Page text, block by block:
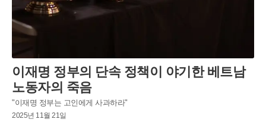
이재명 정부의 단속 정책이 야기한 베트남
노동자의 죽음
"이재명 정부는 고인에게 사과하라"
2025년 11월 21일